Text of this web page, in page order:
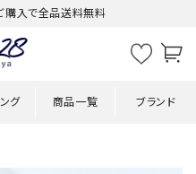
購入で全品送料無料
グ 商品一覧 ブランド